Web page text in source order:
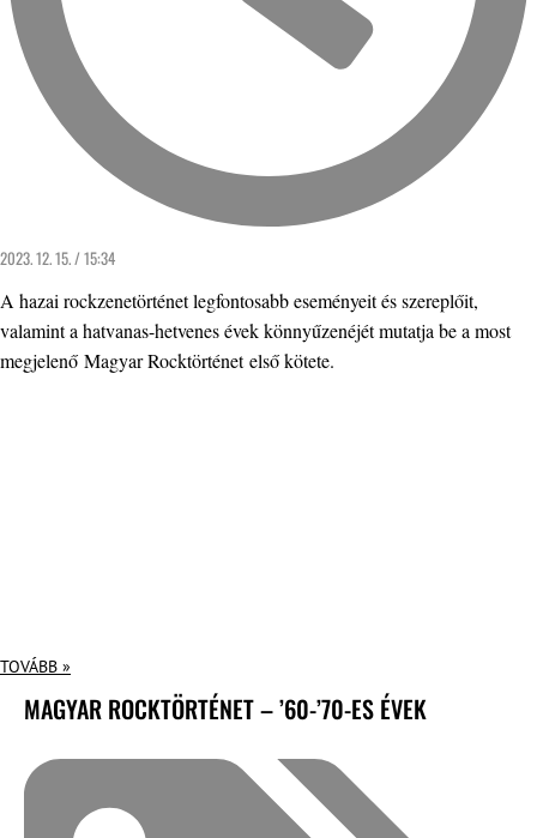
2023. 12. 15. / 15:34
A hazai rockzenetörténet legfontosabb eseményeit és szereplőit,
valamint a hatvanas-hetvenes évek könnyűzenéjét mutatja be a most
megjelenő Magyar Rocktörténet első kötete.
TOVÁBB »
MAGYAR ROCKTÖRTÉNET – ’60-’70-ES ÉVEK